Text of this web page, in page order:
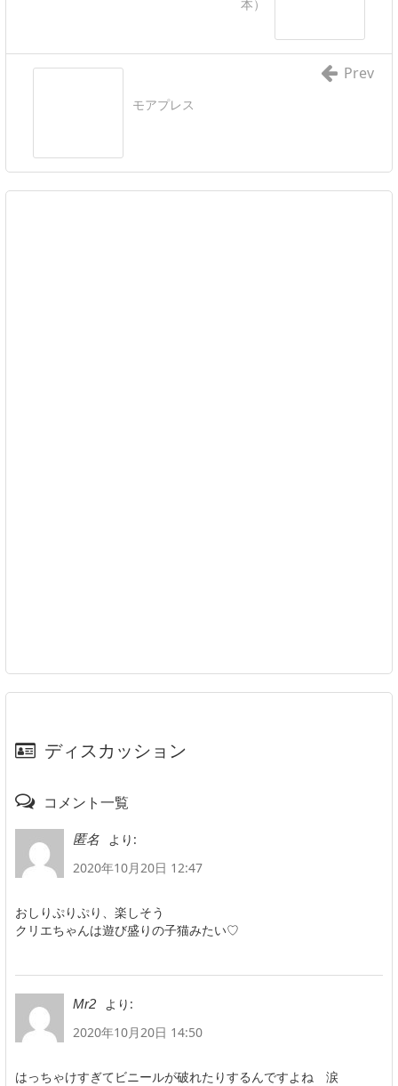
本）
モアプレス
Prev
ディスカッション
コメント一覧
匿名
より:
2020年10月20日 12:47
おしりぷりぷり、楽しそう
クリエちゃんは遊び盛りの子猫みたい♡
Mr2
より:
2020年10月20日 14:50
はっちゃけすぎてビニールが破れたりするんですよね 涙